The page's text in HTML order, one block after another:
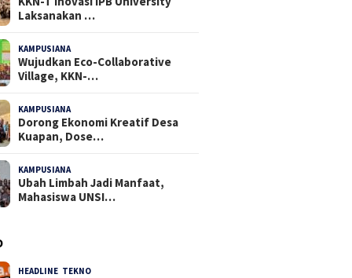
Laksanakan …
KAMPUSIANA
Wujudkan Eco-Collaborative
Village, KKN-…
KAMPUSIANA
Dorong Ekonomi Kreatif Desa
Kuapan, Dose…
KAMPUSIANA
Ubah Limbah Jadi Manfaat,
Mahasiswa UNSI…
HEADLINE TEKNO